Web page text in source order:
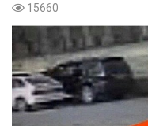
15660